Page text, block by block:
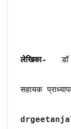
लेखिका- डॉ
सहायक